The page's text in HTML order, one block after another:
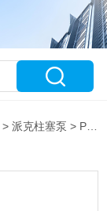
>派克柱塞泵 > PV180R1K1T1NMMC原装美国PARKER派克PV180柱塞液压油泵